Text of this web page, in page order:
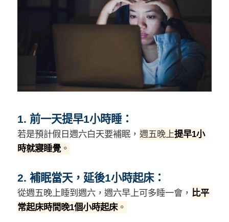
1. 前一天提早1小時睡：
若是預計假日週六白天要補眠， 週五晚上提早1小
時就寢睡覺。
2. 補眠當天，延後1小時起床：
從週五晚上睡到週六，週六早上可多睡一會，
比平
常起床時間晚1個小時起床。